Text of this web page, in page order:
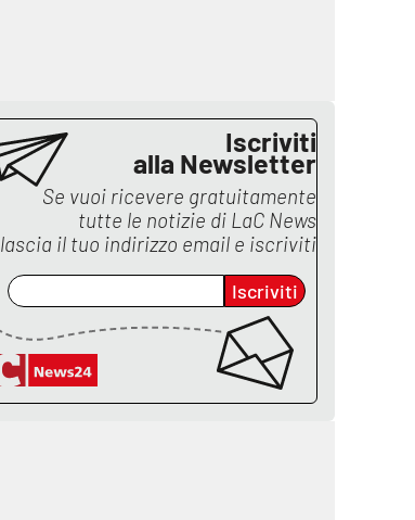
Iscriviti
alla Newsletter
Se vuoi ricevere gratuitamente
tutte le notizie di LaC News
lascia il tuo indirizzo email e iscriviti
Iscriviti